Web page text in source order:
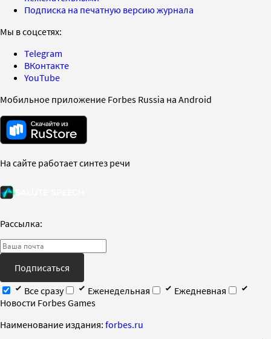
Подписка на печатную версию журнала
Мы в соцсетях:
Telegram
ВКонтакте
YouTube
Мобильное приложение Forbes Russia на Android
На сайте работает синтез речи
Рассылка:
Подписаться
Все сразу
Еженедельная
Ежедневная
Новости Forbes Games
Наименование издания: forbes.ru